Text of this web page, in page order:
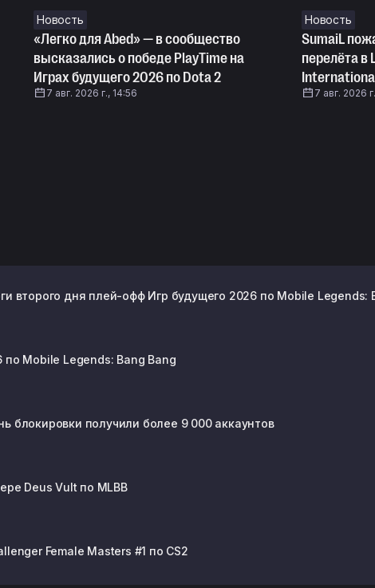
Новость
«Легко для Abed» — в сообщество
высказались о победе PlayTime на
Играх будущего 2026 по Dota 2
7 авг. 2026 г., 14:56
Новость
SumaiL
перелёта в
7 авг. 2026
второго дня плей-офф Игр будущего 2026 по Mobile Legends:
по Mobile Legends: Bang Bang
блокировки получили более 9 000 аккаунтов
Deus Vult по MLBB
Female Masters #1 по CS2